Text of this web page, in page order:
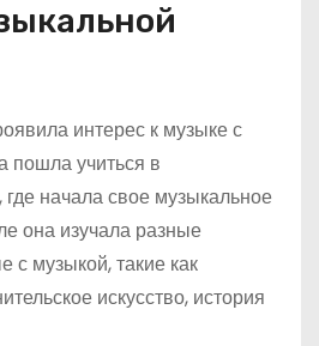
интерес к музыке с
пошла учиться в
начала свое музыкальное
она изучала разные
с музыкой, такие как
искусство, история